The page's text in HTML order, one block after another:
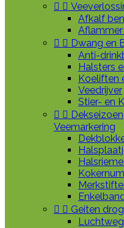
 
Afkalf
  Dwang en
Anti-
Halsters
Koeliften
Veedrijver
Stier- en
 
Veemarkering
  Geiten